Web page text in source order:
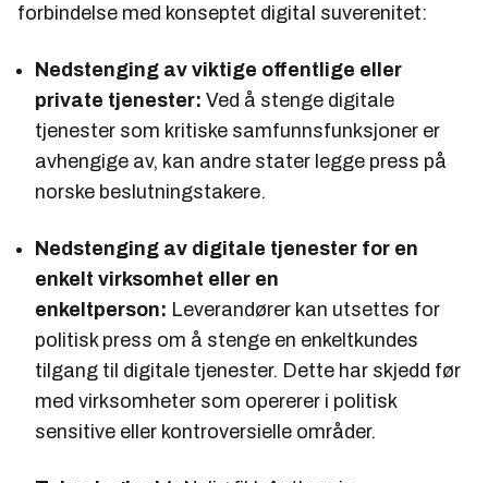
forbindelse med konseptet digital suverenitet:
Nedstenging av viktige offentlige eller
private tjenester: Ved å stenge digitale
tjenester som kritiske samfunnsfunksjoner er
avhengige av, kan andre stater legge press på
norske beslutningstakere.
Nedstenging av digitale tjenester for en
enkelt virksomhet eller en
enkeltperson: Leverandører kan utsettes for
politisk press om å stenge en enkeltkundes
tilgang til digitale tjenester. Dette har skjedd før
med virksomheter som opererer i politisk
sensitive eller kontroversielle områder.